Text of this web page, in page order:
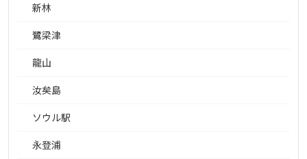
新林
鷺梁津
龍山
汝矣島
ソウル駅
永登浦